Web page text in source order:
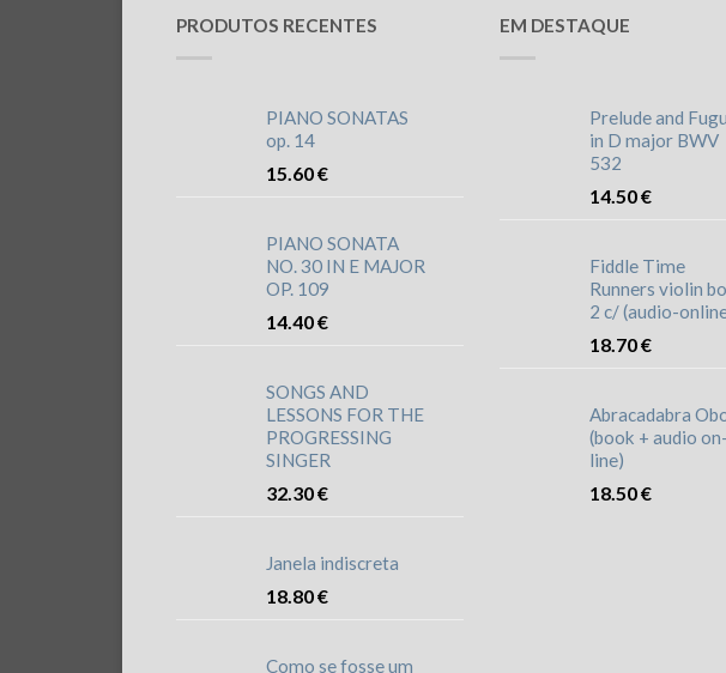
PRODUTOS RECENTES
PIANO SONATAS
op. 14
15.60€
PIANO SONATA
NO. 30 IN E MAJOR
OP. 109
14.40€
SONGS AND
LESSONS FOR THE
PROGRESSING
SINGER
32.30€
Janela indiscreta
18.80€
Como se fosse um
EM DESTAQUE
Prelude and
in D major BWV
532
14.50€
Fiddle Time
Runners violin
2 c/ (audio-
18.70€
Abracadabra
(book + audio on-
line)
18.50€